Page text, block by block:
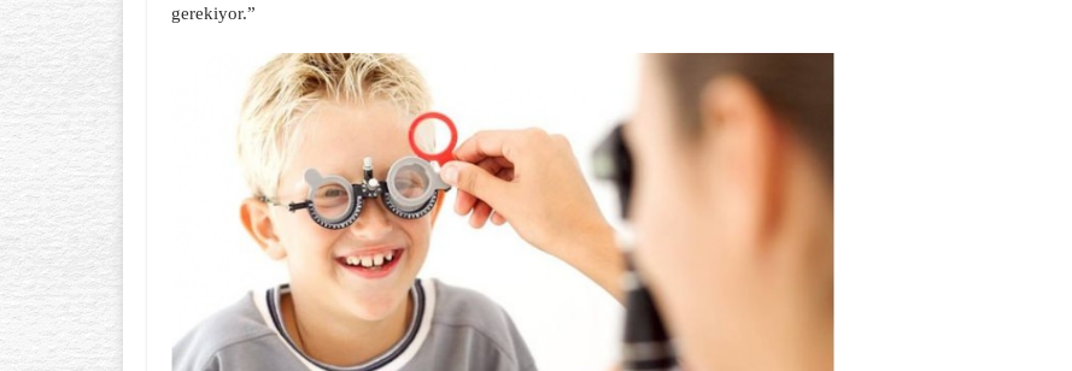
gerekiyor.”